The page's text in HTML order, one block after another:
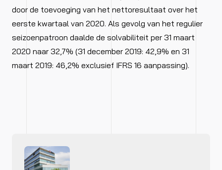
door de toevoeging van het nettoresultaat over het
eerste kwartaal van 2020. Als gevolg van het regulier
seizoenpatroon daalde de solvabiliteit per 31 maart
2020 naar 32,7% (31 december 2019: 42,9% en 31
maart 2019: 46,2% exclusief IFRS 16 aanpassing).